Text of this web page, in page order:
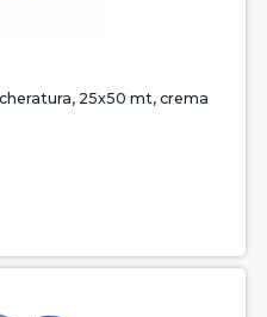
25x50 mt, crema